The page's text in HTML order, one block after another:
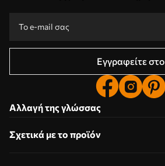
Εγγραφείτε στο
Αλλαγή της γλώσσας
Σχετικά με το προϊόν